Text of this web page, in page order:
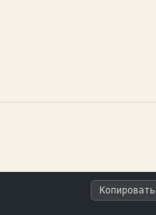
Копировать